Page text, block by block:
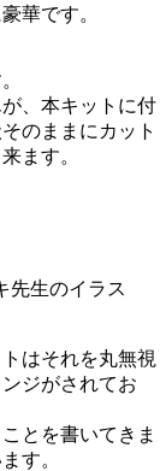
華です。
、本キットに付
のままにカット
ます。
先生のイラス
はそれを丸無視
ジがされてお
とを書いてきま
す。